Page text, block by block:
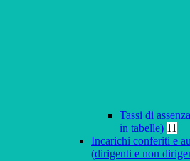
Tassi di
in tabelle) 11
Incarichi conferiti e
(dirigenti e non